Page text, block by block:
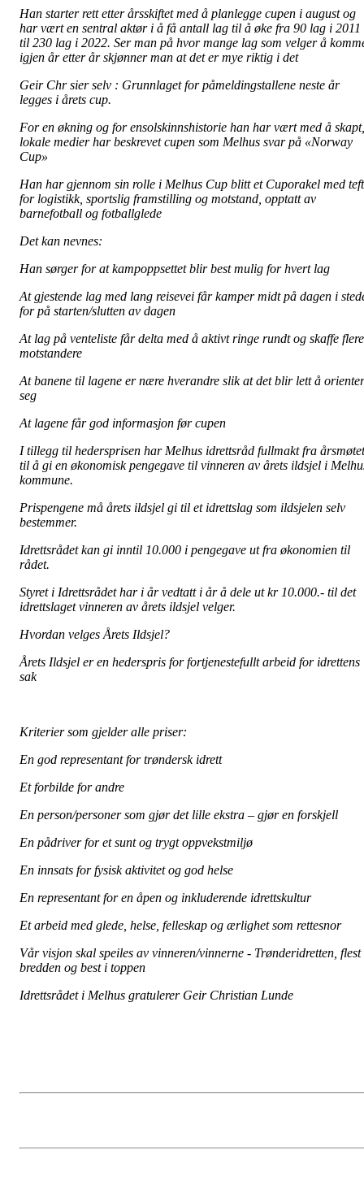
Han starter rett etter årsskiftet med å planlegge cupen i august og
har vært en sentral aktør i å få antall lag til å øke fra 90 lag i 2011
til 230 lag i 2022. Ser man på hvor mange lag som velger å
igjen år etter år skjønner man at det er mye riktig i det
Geir Chr sier selv : Grunnlaget for påmeldingstallene neste år
legges i årets cup.
For en økning og for ensolskinnshistorie han har vært med å skapt,
lokale medier har beskrevet cupen som Melhus svar på «Norway
Cup»
Han har gjennom sin rolle i Melhus Cup blitt et Cuporakel med teft
for logistikk, sportslig framstilling og motstand, opptatt av
barnefotball og fotballglede
Det kan nevnes:
Han sørger for at kampoppsettet blir best mulig for hvert lag
At gjestende lag med lang reisevei får kamper midt på dagen i
for på starten/slutten av dagen
At lag på venteliste får delta med å aktivt ringe rundt og skaffe flere
motstandere
At banene til lagene er nære hverandre slik at det blir lett å
seg
At lagene får god informasjon før cupen
I tillegg til hedersprisen har Melhus idrettsråd fullmakt fra årsmøtet
til å gi en økonomisk pengegave til vinneren av årets ildsjel i
kommune.
Prispengene må årets ildsjel gi til et idrettslag som ildsjelen selv
bestemmer.
Idrettsrådet kan gi inntil 10.000 i pengegave ut fra økonomien til
rådet.
Styret i Idrettsrådet har i år vedtatt i år å dele ut kr 10.000.- til det
idrettslaget vinneren av årets ildsjel velger.
Hvordan velges Årets Ildsjel?
Årets Ildsjel er en hederspris for fortjenestefullt arbeid for idrettens
sak
Kriterier som gjelder alle priser:
En god representant for trøndersk idrett
Et forbilde for andre
En person/personer som gjør det lille ekstra – gjør en forskjell
En pådriver for et sunt og trygt oppvekstmiljø
En innsats for fysisk aktivitet og god helse
En representant for en åpen og inkluderende idrettskultur
Et arbeid med glede, helse, felleskap og ærlighet som rettesnor
Vår visjon skal speiles av vinneren/vinnerne - Trønderidretten, flest
bredden og best i toppen
Idrettsrådet i Melhus gratulerer Geir Christian Lunde